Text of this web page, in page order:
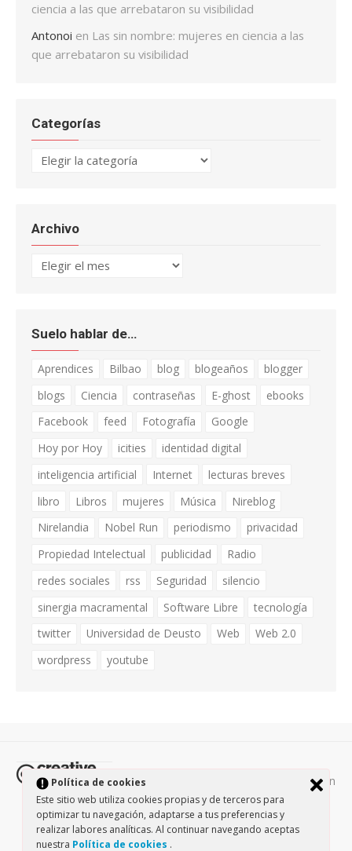
Política de cookies
Este sitio web utiliza cookies propias y de terceros para
optimizar tu navegación, adaptarse a tus preferencias y
realizar labores analíticas. Al continuar navegando aceptas
nuestra Política de cookies .
ciencia a las que arrebataron su visibilidad
Antonoi en Las sin nombre: mujeres en ciencia a las
que arrebataron su visibilidad
Categorías
Categorías
Archivo
Archivo
Suelo hablar de…
Aprendices Bilbao blog blogeaños
blogger
blogs
Ciencia contraseñas E-ghost
ebooks
Facebook
feed Fotografía
Google
Hoy por Hoy
icities
identidad digital
inteligencia artificial
Internet
lecturas breves
libro
Libros mujeres Música
Nireblog
Nirelandia
Nobel Run periodismo
privacidad
Propiedad Intelectual
publicidad
Radio
redes sociales
rss Seguridad
silencio
sinergia macramental
Software Libre
tecnología
twitter
Universidad de Deusto Web
Web 2.0
wordpress
youtube
Todos los contenidos de esta página están
protegidos por la licencia Creative Commons Attribution-
NonCommercial-ShareAlike 3.0. / Política de privacidad
Theme by Design Lab